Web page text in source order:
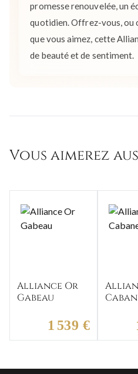
promesse renouvelée, un
quotidien. Offrez-vous, ou
que vous aimez, cette
de beauté et de sentiment.
Vous aimerez
Alliance Or
Gabeau
1 539 €